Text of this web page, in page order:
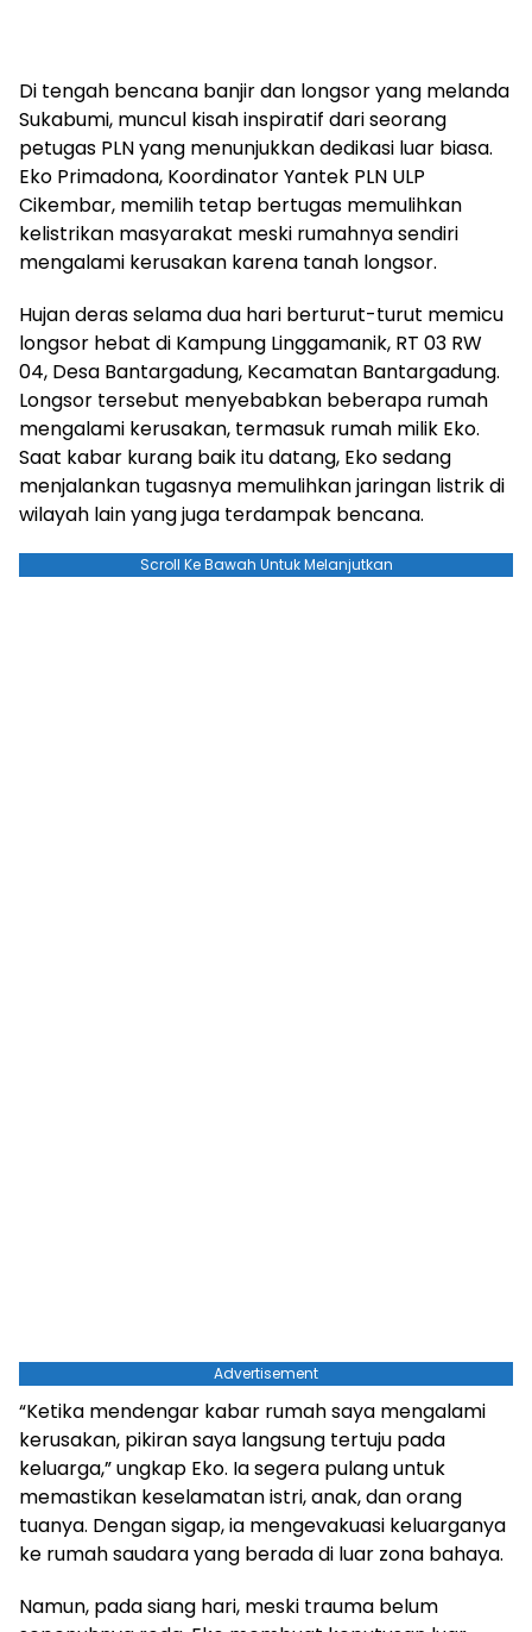
Di tengah bencana banjir dan longsor yang melanda
Sukabumi, muncul kisah inspiratif dari seorang
petugas PLN yang menunjukkan dedikasi luar biasa.
Eko Primadona, Koordinator Yantek PLN ULP
Cikembar, memilih tetap bertugas memulihkan
kelistrikan masyarakat meski rumahnya sendiri
mengalami kerusakan karena tanah longsor.
Hujan deras selama dua hari berturut-turut memicu
longsor hebat di Kampung Linggamanik, RT 03 RW
04, Desa Bantargadung, Kecamatan Bantargadung.
Longsor tersebut menyebabkan beberapa rumah
mengalami kerusakan, termasuk rumah milik Eko.
Saat kabar kurang baik itu datang, Eko sedang
menjalankan tugasnya memulihkan jaringan listrik di
wilayah lain yang juga terdampak bencana.
Scroll Ke Bawah Untuk Melanjutkan
Advertisement
“Ketika mendengar kabar rumah saya mengalami
kerusakan, pikiran saya langsung tertuju pada
keluarga,” ungkap Eko. Ia segera pulang untuk
memastikan keselamatan istri, anak, dan orang
tuanya. Dengan sigap, ia mengevakuasi keluarganya
ke rumah saudara yang berada di luar zona bahaya.
Namun, pada siang hari, meski trauma belum